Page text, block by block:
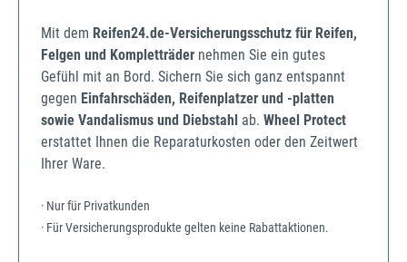
Mit dem Reifen24.de-Versicherungsschutz für Reifen,
Felgen und Kompletträder nehmen Sie ein gutes
Gefühl mit an Bord. Sichern Sie sich ganz entspannt
gegen Einfahrschäden, Reifenplatzer und -platten
sowie Vandalismus und Diebstahl ab. Wheel Protect
erstattet Ihnen die Reparaturkosten oder den Zeitwert
Ihrer Ware.
· Nur für Privatkunden
· Für Versicherungsprodukte gelten keine Rabattaktionen.